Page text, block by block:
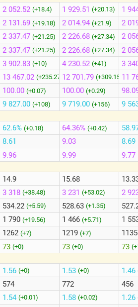
2 052.52 (+18.4)
2 131.69 (+19.18)
2 337.47 (+21.25)
2 337.47 (+21.25)
3 902.83 (+10)
13 467.02 (+235.27)
100.00 (+0.07)
9 827.00 (+108)
62.6% (+0.18)
8.61
9.96
14.9
3 318 (+38.48)
534.22 (+5.59)
1 790 (+19.56)
1262 (+7)
73 (+0)
1.56 (+0)
574
1.54 (+0.01)
1 929.51 (+20.13)
2 014.94 (+21.9)
2 226.68 (+27.34)
2 226.68 (+27.34)
4 230.52 (+41)
12 701.79 (+309.15)
100.00 (+0.29)
9 719.00 (+156)
64.36% (+0.42)
9.03
9.99
15.68
3 231 (+53.02)
528.63 (+1.35)
1 466 (+5.71)
1219 (+7)
73 (+0)
1.53 (+0)
772
1.58 (+0.02)
1
2
2
2
3
11
9
8.69
9.77
2
1
1135
73
1.46
456
1.26